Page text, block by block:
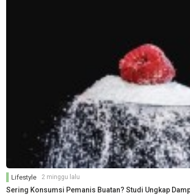
Lifestyle 2 minggu lalu
Sering Konsumsi Pemanis Buatan? Studi Ungkap